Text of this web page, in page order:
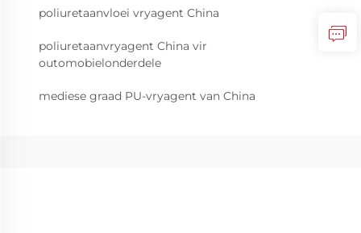
poliuretaanvloei vryagent China
poliuretaanvryagent China vir
outomobielonderdele
mediese graad PU-vryagent van China